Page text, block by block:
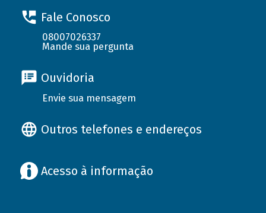
Fale Conosco
08007026337
Mande sua pergunta
Ouvidoria
Envie sua mensagem
Outros telefones e endereços
Acesso à informação